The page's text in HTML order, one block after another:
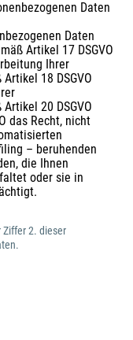
Daten
Daten
Artikel 17 DSGVO
Ihrer
18 DSGVO
20 DSGVO
das Recht, nicht
– beruhenden
die Ihnen
oder sie in
Ziffer 2. dieser